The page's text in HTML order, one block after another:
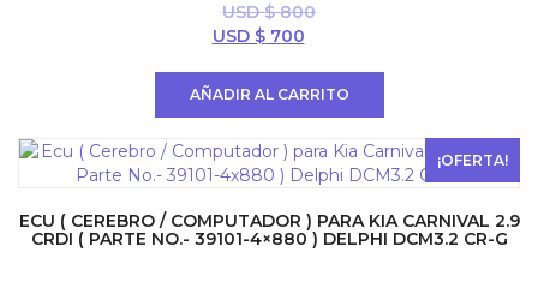
USD $800
El
era:
$ 800.
USD $700El
es:
$ 700.
AÑADIR AL CARRITO
¡OFERTA!
ECU ( CEREBRO / COMPUTADOR ) PARA KIA CARNIVAL 2.9
CRDI ( PARTE NO.- 39101-4×880 ) DELPHI DCM3.2 CR-G